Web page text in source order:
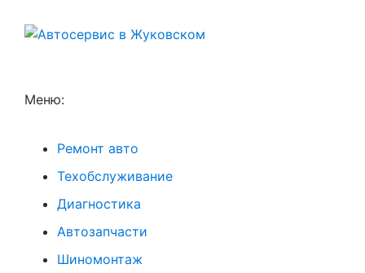
Меню:
Ремонт авто
Техобслуживание
Диагностика
Автозапчасти
Шиномонтаж